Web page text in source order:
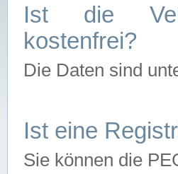
Ist die
kostenfrei?
Die Daten sind
Ist eine
Sie können die